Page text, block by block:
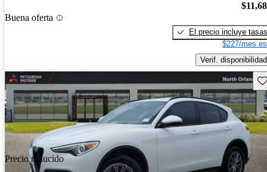
Buena oferta
El precio incluye tasas
$227/mes
Verif. disponibilidad
Precio reducido